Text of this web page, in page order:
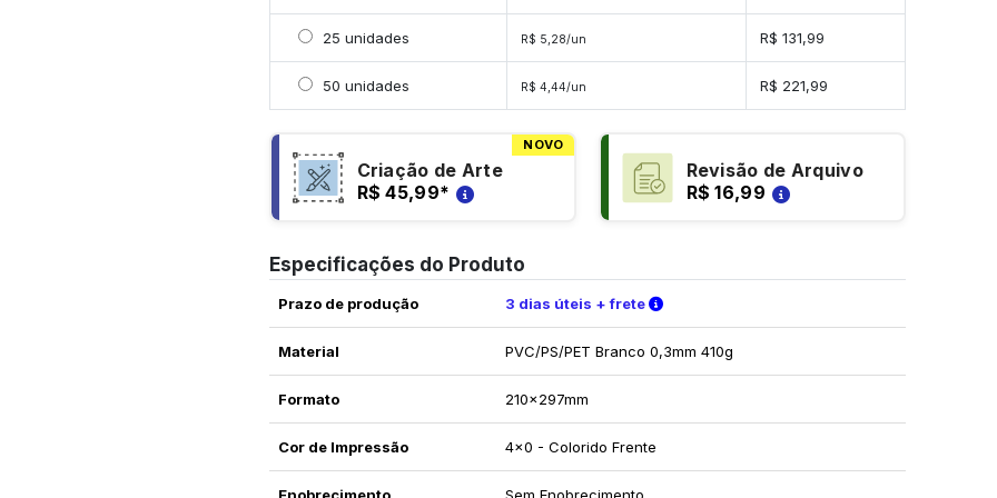
Selecionar 25 unidades
25 unidades R$ 5,28/un R$ 131,99
Selecionar 50 unidades
50 unidades R$ 4,44/un R$ 221,99
NOVO
Criação de Arte
R$ 45,99*
Revisão de Arquivo
R$ 16,99
Especificações do Produto
Prazo de produção 3 dias úteis + frete Verifique as condições de entrega
Material PVC/PS/PET Branco 0,3mm 410g
Formato 210x297mm
Cor de Impressão 4x0 - Colorido Frente
Enobrecimento Sem Enobrecimento